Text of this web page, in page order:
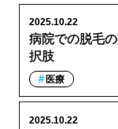
病院での脱毛
択肢
2025.10.22
医療
2025.10.22